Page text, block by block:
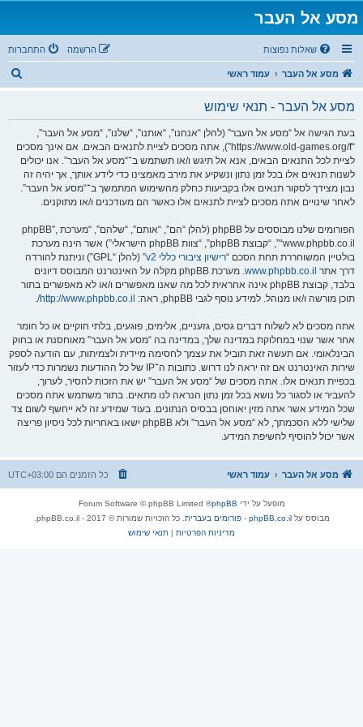
מסע אל העבר
שאלות נפוצות התחברות הרשמה
מסע אל העבר עמוד ראשי
מסע אל העבר - תנאי שימוש
בעת הגישה אל “מסע אל העבר” (להלן “אנחנו”, “אותנו”, “שלנו”, “מסע אל העבר”,
“https://www.old-games.org/f”), אתה מסכים לציית לתנאים הבאים. אם אינך מסכים
לציית לכל התנאים הבאים, אנא אל תיגש ו/או תשתמש ב־“מסע אל העבר”. אנו יכולים
לשנות תנאים אלו בכל זמן נתון ונשקיע את מירב מאמצינו כדי לידע אותך, אך יהיה זה
נבון מצידך לסקור תנאים אלו בקביעות כחלק מהשימוש המתמשך ב־“מסע אל העבר”.
לאחר שינויים אתה מסכים לציית לתנאים אלו כאשר הם מעודכנים ו/או מתוקנים.
הפורומים שלנו מבוססים על phpBB (להלן “הם”, “אותם”, “שלהם”, “מערכת phpBB”,
“www.phpbb.co.il”, “קבוצת phpBB”, “צוות phpBB הישראלי”) אשר הינה מערכת
בולטיין המשוחררת תחת הסכם “רישיון ציבורי כללי v2
” (להלן “GPL”) וניתנת להורדה
דרך אתר www.phpbb.co.il
. מערכת phpBB מקלה על האינטרנט המבוסס דיונים
בלבד, קבוצת phpBB אינה אחראית לכל מה שאנו מאפשרים ו/או לא מאפשרים בתור
תוכן מורשה ו/או מנוהל. למידע נוסף לגבי phpBB, ראה:
http://www.phpbb.co.il/
.
אתה מסכים לא לשלוח דברים גסים, גזעניים, אלימים, פוגעים, בלתי חוקיים או כל חומר
אחר אשר שנוי במחלוקת במדינה שלך, במדינה בה “מסע אל העבר” מאוחסנת או בחוק
הבינלאומי. אם תעשה זאת תוביל את עצמך לחסימה מיידית ולצמיתות, עם הודעה לספק
שירות האינטרנט אם זה יראה לנו דרוש. כתובות ה־IP של כל ההודעות נשמרות כדי לעזור
בכפיית תנאים אלו. אתה מסכים של “מסע אל העבר” יש את הזכות להסיר, לערוך,
להעביר או לסגור כל נושא בכל זמן נתון הנראה לנו מתאים. בתור משתמש אתה מסכים
שכל המידע אשר אתה מזין יאוחסן בבסיס הנתונים. בעוד שמידע זה לא ייחשף לשום צד
שלישי ללא הסכמתך, לא “מסע אל העבר” ולא phpBB ישאו באחריות לכל ניסיון פריצה
אשר יכול להוסיף לחשיפת המידע.
מסע אל העבר עמוד ראשי כל הזמנים הם UTC+03:00
מופעל על ידי phpBB
® Forum Software © phpBB Limited
מבוסס עלphpBB.co.il - פורומים בעברית
. כל הזכויות שמורות © 2017 - phpBB.co.il.
מדיניות הפרטיות | תנאי שימוש